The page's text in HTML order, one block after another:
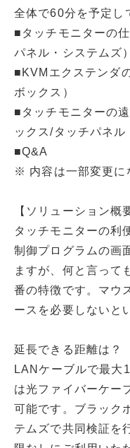
全体で60分を予定し
■タッチモニターの
パネル・システムズ）
■KVMエクステンダ
ボックス）
■タッチモニターの
ックス/タッチパネル
■Q&A
※ 内容は一部変更に
【ソリューション概
タッチモニターの利
制御プログラムの画
ますが、何と言って
番の特徴です。マウ
ースを必要しないと
延長できる距離は？
LANケーブルで最大
は光ファイバーケー
可能です。ブラック
テムズで共同検証を